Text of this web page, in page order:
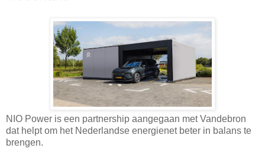
NIO Power is een partnership aangegaan met Vandebron
dat helpt om het Nederlandse energienet beter in balans te
brengen.